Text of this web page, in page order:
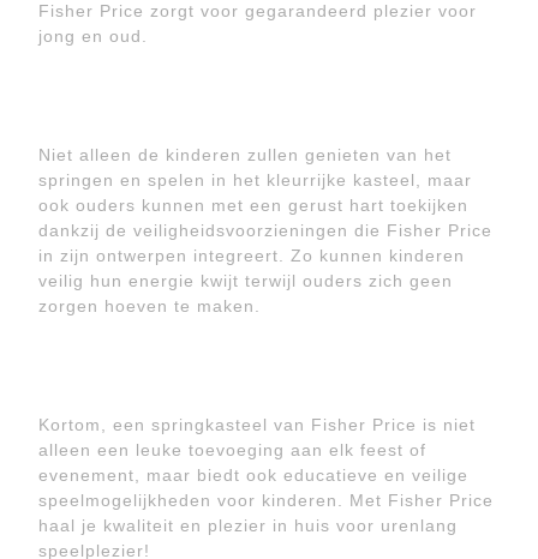
Fisher Price zorgt voor gegarandeerd plezier voor
jong en oud.
Niet alleen de kinderen zullen genieten van het
springen en spelen in het kleurrijke kasteel, maar
ook ouders kunnen met een gerust hart toekijken
dankzij de veiligheidsvoorzieningen die Fisher Price
in zijn ontwerpen integreert. Zo kunnen kinderen
veilig hun energie kwijt terwijl ouders zich geen
zorgen hoeven te maken.
Kortom, een springkasteel van Fisher Price is niet
alleen een leuke toevoeging aan elk feest of
evenement, maar biedt ook educatieve en veilige
speelmogelijkheden voor kinderen. Met Fisher Price
haal je kwaliteit en plezier in huis voor urenlang
speelplezier!